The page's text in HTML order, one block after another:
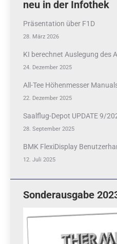
neu in der Infothek
Präsentation über F1D
28. März 2026
KI berechnet Auslegung des
24. Dezember 2025
All-Tee Höhenmesser
22. Dezember 2025
Saalflug-Depot UPDATE 9/
28. September 2025
BMK FlexiDisplay
12. Juli 2025
Sonderausgabe